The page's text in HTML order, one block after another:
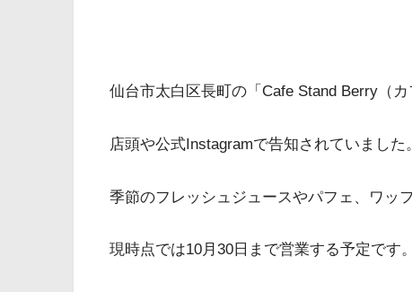
仙台市太白区長町の「Cafe Stand Berry（
店頭や公式Instagramで告知されていました。
季節のフレッシュジュースやパフェ、ワッ
現時点では10月30日まで営業する予定です。